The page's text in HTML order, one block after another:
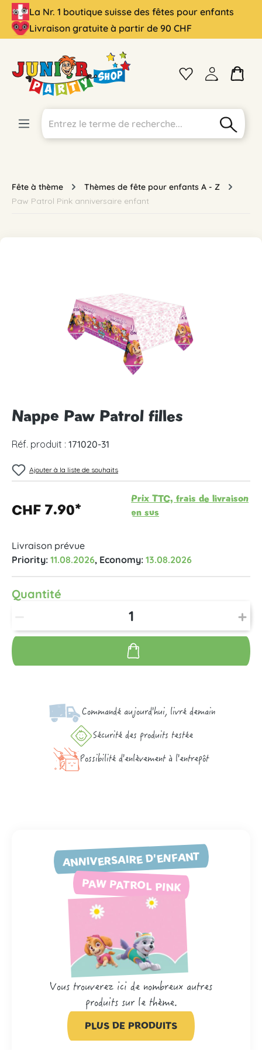
principal
La Nr. 1 boutique suisse des fêtes pour enfants
Livraison gratuite à partir de 90 CHF
Fête à thème
Thèmes de fête pour enfants A - Z
Paw Patrol Pink anniversaire enfant
Nappe Paw Patrol filles
Réf. produit : 171020-31
Ajouter à la liste de souhaits
CHF 7.90*
Prix TTC, frais de livraison
en sus
Livraison prévue
Priority: 11.08.2026, Economy: 13.08.2026
Quantité
Commandé aujourd'hui, livré demain
Sécurité des produits testée
Possibilité d'enlèvement à l'entrepôt
ANNIVERSAIRE D'ENFANT
PAW PATROL PINK
Vous trouverez ici de nombreux autres
produits sur le thème.
PLUS DE PRODUITS